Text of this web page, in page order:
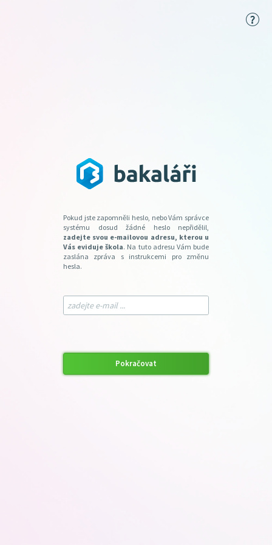
Pokud jste zapomněli heslo, nebo Vám správce
systému dosud žádné heslo nepřidělil,
zadejte svou e-mailovou adresu, kterou u
Vás eviduje škola. Na tuto adresu Vám bude
zaslána zpráva s instrukcemi pro změnu
hesla.
Pokračovat